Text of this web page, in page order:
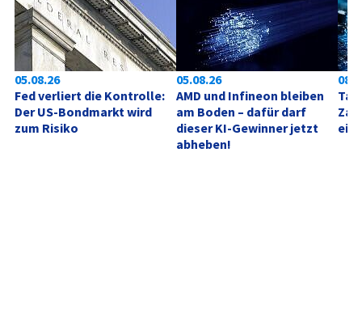
05.08.26
Fed verliert die Kontrolle:
Der US-Bondmarkt wird
zum Risiko
05.08.26
AMD und Infineon bleiben
am Boden – dafür darf
dieser KI-Gewinner jetzt
abheben!